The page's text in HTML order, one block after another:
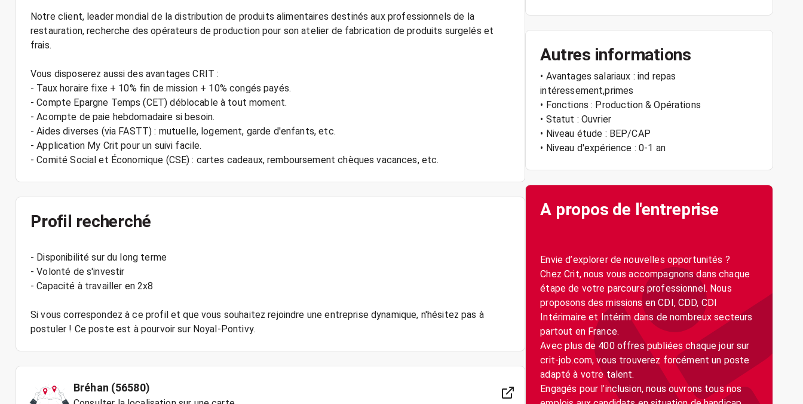
Notre client, leader mondial de la distribution de produits alimentaires destinés aux professionnels de la
restauration, recherche des opérateurs de production pour son atelier de fabrication de produits surgelés et
frais.
Vous disposerez aussi des avantages CRIT :
- Taux horaire fixe + 10% fin de mission + 10% congés payés.
- Compte Epargne Temps (CET) déblocable à tout moment.
- Acompte de paie hebdomadaire si besoin.
- Aides diverses (via FASTT) : mutuelle, logement, garde d'enfants, etc.
- Application My Crit pour un suivi facile.
Profil recherché
- Disponibilité sur du long terme
- Volonté de s'investir
- Capacité à travailler en 2x8
Si vous correspondez à ce profil et que vous souhaitez rejoindre une entreprise dynamique, n'hésitez pas à
Bréhan (56580)
Autres informations
• Avantages salariaux : ind repas
intéressement,primes
• Fonctions : Production & Opérations
• Statut : Ouvrier
• Niveau étude : BEP/CAP
• Niveau d'expérience : 0-1 an
A propos de l'entreprise
Envie d’explorer de nouvelles opportunités ?
Chez Crit, nous vous accompagnons dans chaque
étape de votre parcours professionnel. Nous
proposons des missions en CDI, CDD, CDI
Intérimaire et Intérim dans de nombreux secteurs
partout en France.
Avec plus de 400 offres publiées chaque jour sur
crit-job.com, vous trouverez forcément un poste
adapté à votre talent.
Engagés pour l’inclusion, nous ouvrons tous nos